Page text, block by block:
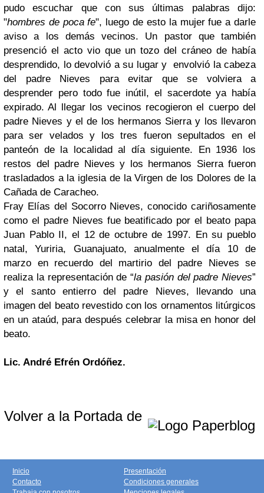
pudo escuchar que con sus últimas palabras dijo:
"hombres de poca fe", luego de esto la mujer fue a darle
aviso a los demás vecinos. Un pastor que también
presenció el acto vio que un tozo del cráneo de había
desprendido, lo devolvió a su lugar y envolvió la cabeza
del padre Nieves para evitar que se volviera a
desprender pero todo fue inútil, el sacerdote ya había
expirado. Al llegar los vecinos recogieron el cuerpo del
padre Nieves y el de los hermanos Sierra y los llevaron
para ser velados y los tres fueron sepultados en el
panteón de la localidad al día siguiente. En 1936 los
restos del padre Nieves y los hermanos Sierra fueron
trasladados a la iglesia de la Virgen de los Dolores de la
Cañada de Caracheo.
Fray Elías del Socorro Nieves, conocido cariñosamente
como el padre Nieves fue beatificado por el beato papa
Juan Pablo II, el 12 de octubre de 1997. En su pueblo
natal, Yuriria, Guanajuato, anualmente el día 10 de
marzo en recuerdo del martirio del padre Nieves se
realiza la representación de “la pasión del padre Nieves”
y el santo entierro del padre Nieves, llevando una
imagen del beato revestido con los ornamentos litúrgicos
en un ataúd, para después celebrar la misa en honor del
beato.
Lic. André Efrén Ordóñez.
Volver a la Portada de
Inicio
Contacto
Presentación
Condiciones generales